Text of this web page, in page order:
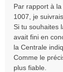
s
s
g
e
Par rapport à
1007, je
Si tu souhaites
avait fini en
la Centrale
Comme le
plus fiable.